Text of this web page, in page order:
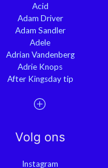
Acid
Adam Driver
Adam Sandler
Adele
Adrian Vandenberg
Adrie Knops
After Kingsday tip
Volg ons
Instagram